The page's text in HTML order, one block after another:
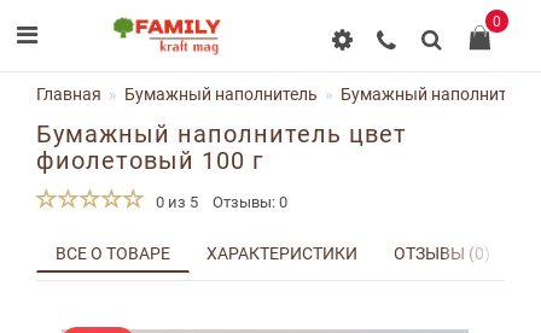
0
Главная Бумажный наполнитель Бумажный наполнитель
Бумажный наполнитель цвет
фиолетовый 100 г
0 из 5 Отзывы: 0
ВСЕ О ТОВАРЕ ХАРАКТЕРИСТИКИ ОТЗЫВЫ (0)